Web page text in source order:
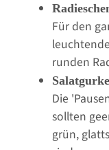
Für den
runden
Die
sollten
grün,